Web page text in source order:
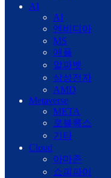
AI
AI
엔비디아
MS
애플
알파벳
삼성전자
AMD
Metaverse
META
로블록스
기타
Cloud
아마존
쇼피파이